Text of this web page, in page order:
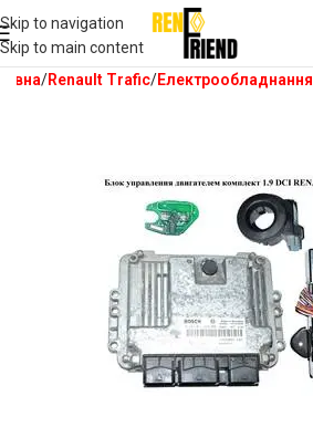
Skip to navigation
Skip to main content
Renault Trafic Електрообладнання